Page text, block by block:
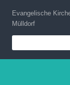
Inhalt
springen
Evangelische
Mülldorf